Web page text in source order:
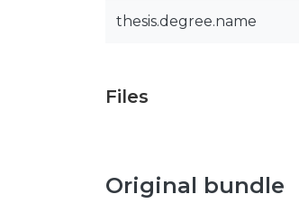
thesis.degree.name
Files
Original bundle